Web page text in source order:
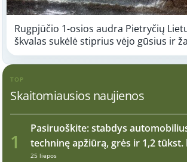
Rugpjūčio 1-osios audra Pietryčių
škvalas sukėlė stiprius vėjo gūsius ir
TOP
Skaitomiausios naujienos
1
Pasiruoškite: stabdys
techninę apžiūrą, grės ir 1,2 tūkst.
25 liepos